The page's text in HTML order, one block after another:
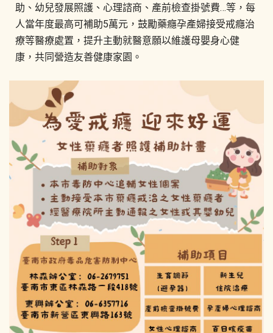
助、幼兒發展照護、心理諮商、產前檢查掛號費…等，每
人當年度最高可補助5萬元，鼓勵藥癮孕產婦接受戒癮治
療等醫療處置，提升主動就醫意願以維護母嬰身心健
康，共同營造友善健康家園。